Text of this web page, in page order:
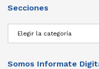
Secciones
Somos Informate